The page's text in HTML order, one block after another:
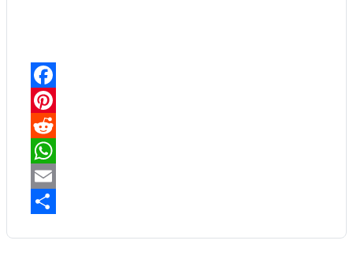
Facebook
Pinterest
Reddit
WhatsApp
Email